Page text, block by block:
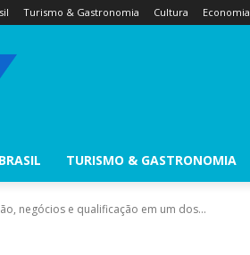
Turismo & Gastronomia Cultura Economia
BRASIL TURISMO & GASTRONOMIA
negócios e qualificação em um dos...